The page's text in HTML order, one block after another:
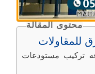
محتوى المقالة
للمقاولات
تركيب مستودعات